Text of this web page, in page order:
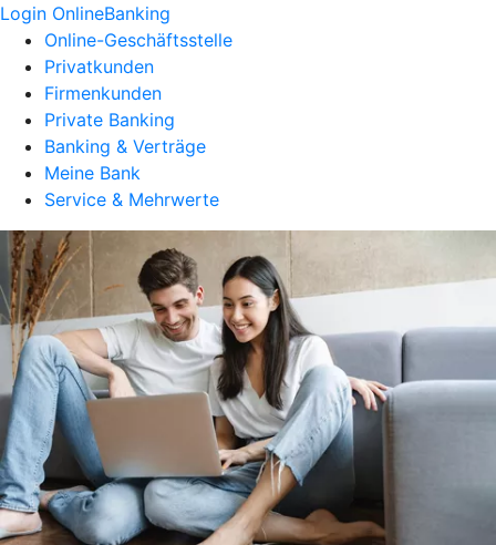
Login OnlineBanking
Online-Geschäftsstelle
Privatkunden
Firmenkunden
Private Banking
Banking & Verträge
Meine Bank
Service & Mehrwerte